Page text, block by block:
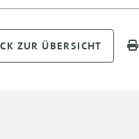
ZUR ÜBERSICHT